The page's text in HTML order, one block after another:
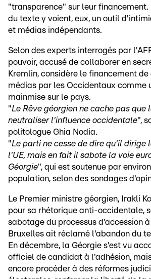
"transparence" sur leur financement.
du texte y voient, eux, un outil
et médias indépendants.
Selon des experts interrogés par
pouvoir, accusé de collaborer en
Kremlin, considère le financement
médias par les Occidentaux comme
mainmise sur le pays.
"Le Rêve géorgien ne cache pas que
neutraliser l'influence occidentale",
politologue Ghia Nodia.
"Le parti ne cesse de dire qu'il dirige
l'UE, mais en fait il sabote la voie
Géorgie", qui est soutenue par
population, selon des sondages
Le Premier ministre géorgien, Irakli
pour sa rhétorique anti-occidentale,
sabotage du processus d'accession
Bruxelles ait réclamé l'abandon du
En décembre, la Géorgie s'est vu
officiel de candidat à l'adhésion,
encore procéder à des réformes